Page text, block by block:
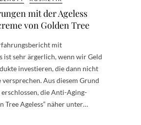
mit der Ageless
von Golden Tree
mit
ist sehr ärgerlich, wenn wir Geld
investieren, die dann nicht
versprechen. Aus diesem Grund
die Anti-Aging-
Tree Ageless“ näher unter…